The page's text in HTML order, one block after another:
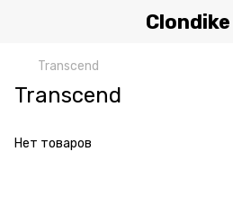
Clondike
Transcend
Transcend
Нет товаров